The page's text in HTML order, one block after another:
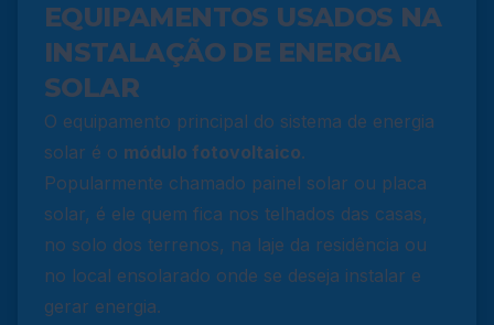
EQUIPAMENTOS USADOS NA
INSTALAÇÃO DE ENERGIA
SOLAR
O equipamento principal do sistema de energia
solar é o módulo fotovoltaico.
Popularmente chamado painel solar ou placa
solar, é ele quem fica nos telhados das casas,
no solo dos terrenos, na laje da residência ou
no local ensolarado onde se deseja instalar e
gerar energia.